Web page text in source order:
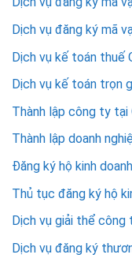
Dịch vụ đăng ký mã
Dịch vụ kế toán thuế
Dịch vụ kế toán trọn
Thành lập công ty tại
Thành lập doanh
Đăng ký hộ kinh
Thủ tục đăng ký hộ
Dịch vụ giải thể công
Dịch vụ đăng ký